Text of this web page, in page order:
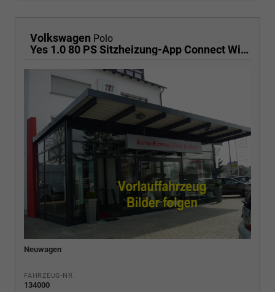
Volkswagen Polo
Yes 1.0 80 PS Sitzheizung-App Connect Wireless-Einparkhilfe-Klima-Sofort
Neuwagen
FAHRZEUG-NR.
134000